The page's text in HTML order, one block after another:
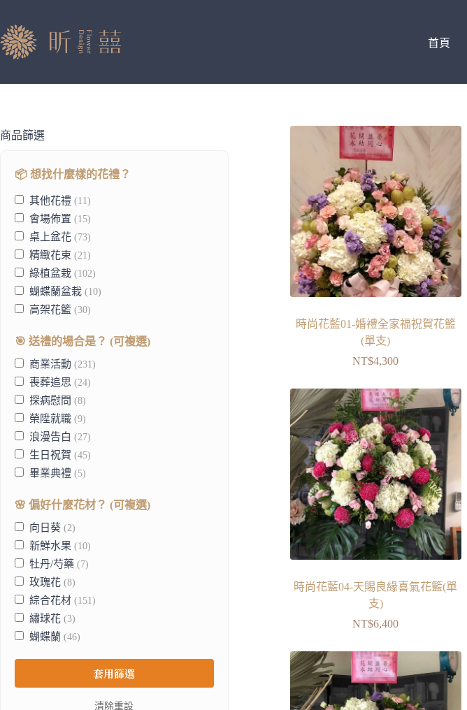
至
主
要
首頁
時尚花藍01-婚禮全家福祝賀花籃
(單支)
NT$4,300
時尚花藍04-天賜良緣喜氣花籃(單
支)
NT$6,400
商品篩選
📦 想找什麼樣的花禮？
其他花禮 (11)
會場佈置 (15)
桌上盆花 (73)
精緻花束 (21)
綠植盆栽 (102)
蝴蝶蘭盆栽 (10)
高架花籃 (30)
🎯 送禮的場合是？ (可複選)
商業活動 (231)
喪葬追思 (24)
探病慰問 (8)
榮陞就職 (9)
浪漫告白 (27)
生日祝賀 (45)
畢業典禮 (5)
節慶送禮(28)
開幕喬遷(104)
🌸 偏好什麼花材？ (可複選)
向日葵 (2)
新鮮水果 (10)
牡丹/芍藥 (7)
玫瑰花 (8)
綜合花材 (151)
繡球花 (3)
蝴蝶蘭 (46)
套用篩選
清除重設